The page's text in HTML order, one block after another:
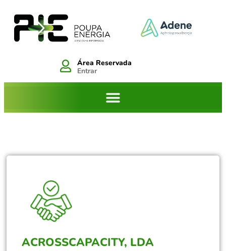
Área Reservada
Entrar
ACROSSCAPACITY, LDA